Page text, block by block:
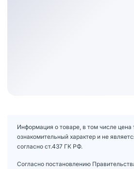
Информация о товаре, в том числе цена
ознакомительный характер и не
согласно ст.437 ГК РФ.
Согласно постановлению